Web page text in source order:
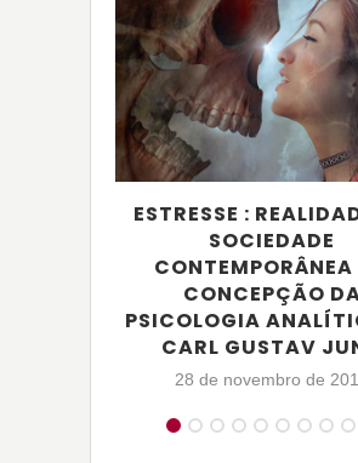
ESTRESSE :
SOCIEDADE
CONTEMPORÂNEA
CONCEPÇÃO
PSICOLOGIA
CARL GUSTAV
28 de novembro de